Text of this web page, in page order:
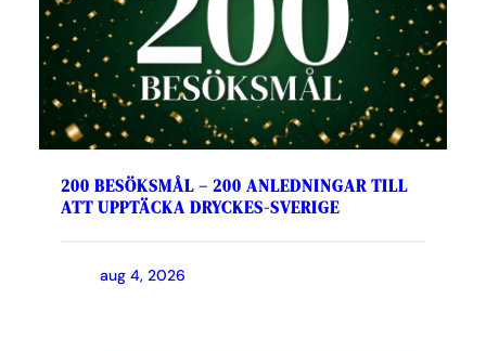
200 BESÖKSMÅL – 200 ANLEDNINGAR TILL
ATT UPPTÄCKA DRYCKES-SVERIGE
aug 4, 2026